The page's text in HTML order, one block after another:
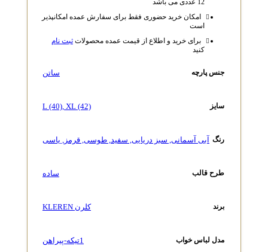
امکان خرید حضوری فقط برای سفارش عمده امکانپذیر
برای خرید و اطلاع از قیمت عمده محصولاتثبت نام
جنس پارچه
L (40),XL (42)
آبی آسمانی,سبز دریایی, سفید ,طوسی,قرمز ,یاسی
طرح قالب
مدل لباس خواب